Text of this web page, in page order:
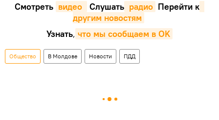
Смотреть видео Cлушать радио Перейти к
другим новостям
Узнать, что мы сообщаем в OK
Общество В Молдове Новости ПДД